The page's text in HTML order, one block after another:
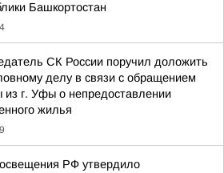
Башкортостан
СК России поручил доложить
делу в связи с обращением
из г. Уфы о непредоставлении
жилья
РФ утвердило